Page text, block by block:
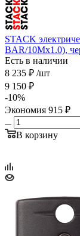
STACK
BAR/10Mx1.0),
Есть в наличии
8 235 ₽ /шт
9 150 ₽
-10%
Экономия 915 ₽
В корзину